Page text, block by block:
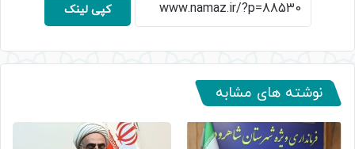
کپی لینک
نوشته های مشابه